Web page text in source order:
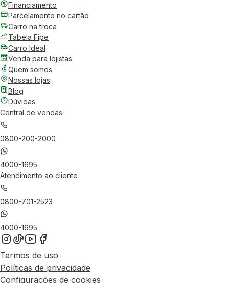
Financiamento
Parcelamento no cartão
Carro na troca
Tabela Fipe
Carro Ideal
Venda para lojistas
Quem somos
Nossas lojas
Blog
Dúvidas
Central de vendas
0800-200-2000
4000-1695
Atendimento ao cliente
0800-701-2523
4000-1695
Termos de uso
Políticas de privacidade
Configurações de cookies